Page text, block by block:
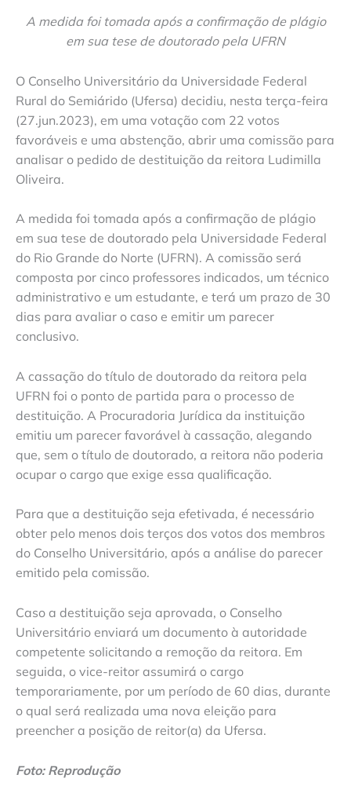
A medida foi tomada após a confirmação de plágio
em sua tese de doutorado pela UFRN
O Conselho Universitário da Universidade Federal
Rural do Semiárido (Ufersa) decidiu, nesta terça-feira
(27.jun.2023), em uma votação com 22 votos
favoráveis e uma abstenção, abrir uma comissão para
analisar o pedido de destituição da reitora Ludimilla
Oliveira.
A medida foi tomada após a confirmação de plágio
em sua tese de doutorado pela Universidade Federal
do Rio Grande do Norte (UFRN). A comissão será
composta por cinco professores indicados, um técnico
administrativo e um estudante, e terá um prazo de 30
dias para avaliar o caso e emitir um parecer
conclusivo.
A cassação do título de doutorado da reitora pela
UFRN foi o ponto de partida para o processo de
destituição. A Procuradoria Jurídica da instituição
emitiu um parecer favorável à cassação, alegando
que, sem o título de doutorado, a reitora não poderia
ocupar o cargo que exige essa qualificação.
Para que a destituição seja efetivada, é necessário
obter pelo menos dois terços dos votos dos membros
do Conselho Universitário, após a análise do parecer
emitido pela comissão.
Caso a destituição seja aprovada, o Conselho
Universitário enviará um documento à autoridade
competente solicitando a remoção da reitora. Em
seguida, o vice-reitor assumirá o cargo
temporariamente, por um período de 60 dias, durante
o qual será realizada uma nova eleição para
preencher a posição de reitor(a) da Ufersa.
Foto: Reprodução